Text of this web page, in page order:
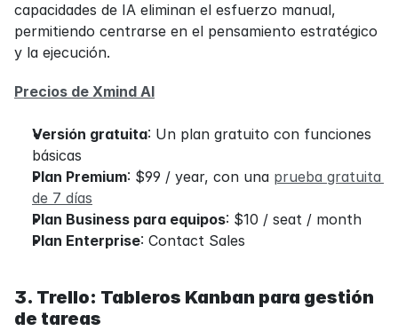
capacidades de IA eliminan el esfuerzo manual,
permitiendo centrarse en el pensamiento estratégico
y la ejecución.
Precios de Xmind AI
Versión gratuita: Un plan gratuito con funciones
básicas
Plan Premium: $99 / year, con una prueba gratuita
de 7 días
Plan Business para equipos: $10 / seat / month
Plan Enterprise: Contact Sales
3. Trello: Tableros Kanban para gestión
de tareas